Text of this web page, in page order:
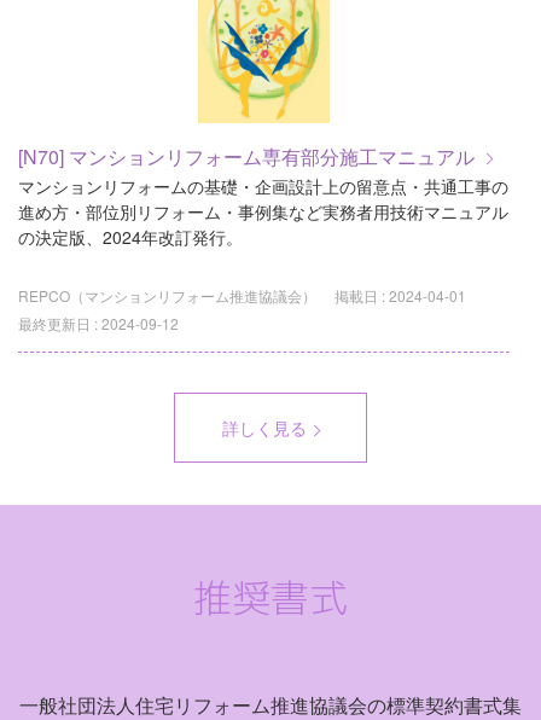
[N70] マンションリフォーム専有部分施工マニュアル
マンションリフォームの基礎・企画設計上の留意点・共通工事の
進め方・部位別リフォーム・事例集など実務者用技術マニュアル
の決定版、2024年改訂発行。
REPCO（マンションリフォーム推進協議会） 掲載日 :2024-04-01
最終更新日 :2024-09-12
詳しく見る
推奨書式
一般社団法人住宅リフォーム推進協議会の標準契約書式集